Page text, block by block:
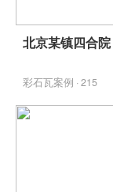
北京某镇四合院
彩石瓦案例 · 215